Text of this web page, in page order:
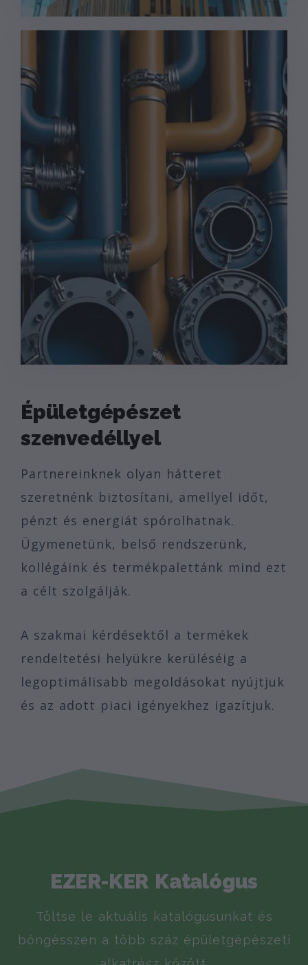
Épületgépészet
szenvedéllyel
Partnereinknek olyan hátteret
szeretnénk biztosítani, amellyel időt,
pénzt és energiát spórolhatnak.
Ügymenetünk, belső rendszerünk,
kollégáink és termékpalettánk mind ezt
a célt szolgálják.
A szakmai kérdésektől a termékek
rendeltetési helyükre kerüléséig a
legoptimálisabb megoldásokat nyújtjuk
és az adott piaci igényekhez igazítjuk.
EZER-KER Katalógus
Töltse le aktuális katalógusunkat és
böngésszen a több száz épületgépészeti